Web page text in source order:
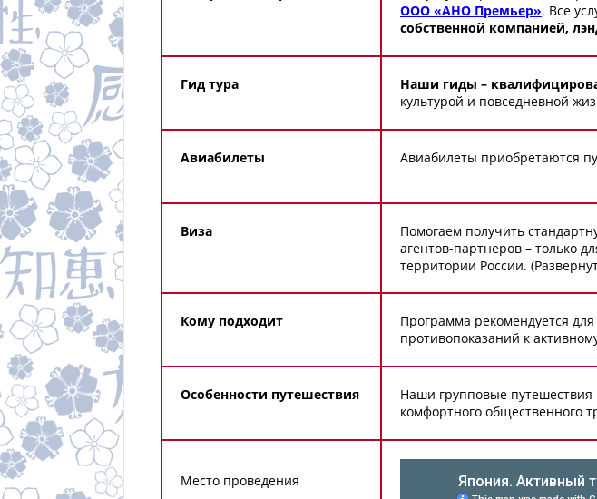
ООО «АНО Премьер». Все
собственной компанией,
Гид тура Наши гиды –
культурой и повседневной
Авиабилеты Авиабилеты приобретаются
Виза
Помогаем получить
агентов-партнеров – только
территории России.
Кому подходит
Программа рекомендуется
противопоказаний к
Особенности путешествия
Наши групповые
комфортного общественного
Место проведения